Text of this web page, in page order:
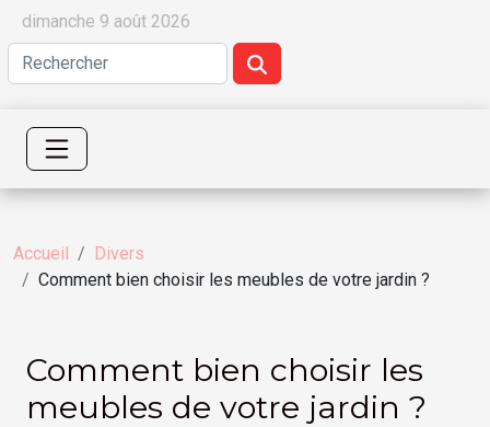
dimanche 9 août 2026
Accueil
Divers
Comment bien choisir les meubles de votre jardin ?
Comment bien choisir les
meubles de votre jardin ?